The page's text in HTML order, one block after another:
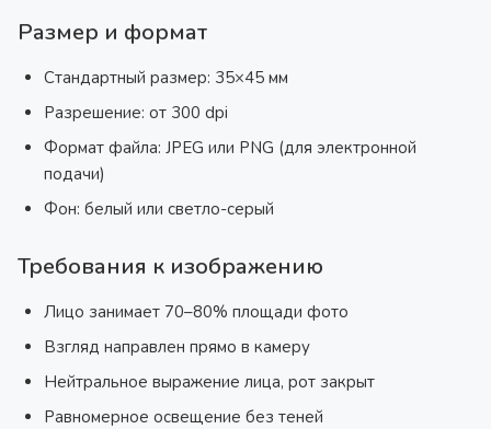
Размер и формат
Стандартный размер: 35×45 мм
Разрешение: от 300 dpi
Формат файла: JPEG или PNG (для электронной
подачи)
Фон: белый или светло-серый
Требования к изображению
Лицо занимает 70–80% площади фото
Взгляд направлен прямо в камеру
Нейтральное выражение лица, рот закрыт
Равномерное освещение без теней